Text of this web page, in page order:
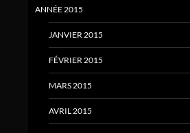
ANNÉE 2015
JANVIER 2015
FÉVRIER 2015
MARS 2015
AVRIL 2015